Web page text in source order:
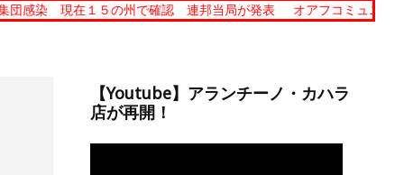
１５の州で確認 連邦当局が発表 オアフコミュニティーコレクシ
【Youtube】アランチーノ・カハラ
店が再開！